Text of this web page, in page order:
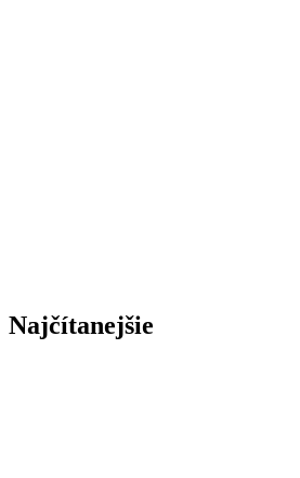
Najčítanejšie